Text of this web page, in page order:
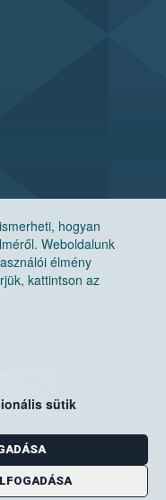
hogyan
Weboldalunk
élmény
kattintson az
sütik
Hivatal
Pf. 30.
244